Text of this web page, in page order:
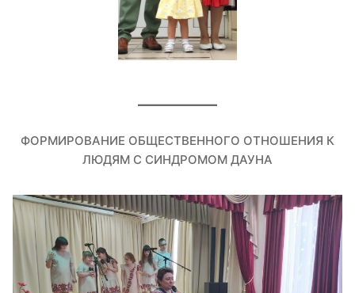
ФОРМИРОВАНИЕ ОБЩЕСТВЕННОГО ОТНОШЕНИЯ К
ЛЮДЯМ С СИНДРОМОМ ДАУНА